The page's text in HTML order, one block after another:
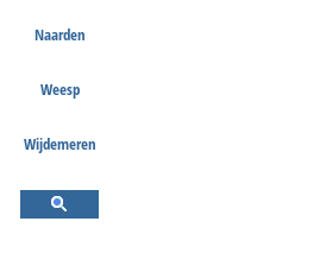
Naarden
Weesp
Wijdemeren